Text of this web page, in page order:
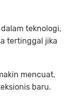
teknologi,
tertinggal jika
mencuat,
baru.